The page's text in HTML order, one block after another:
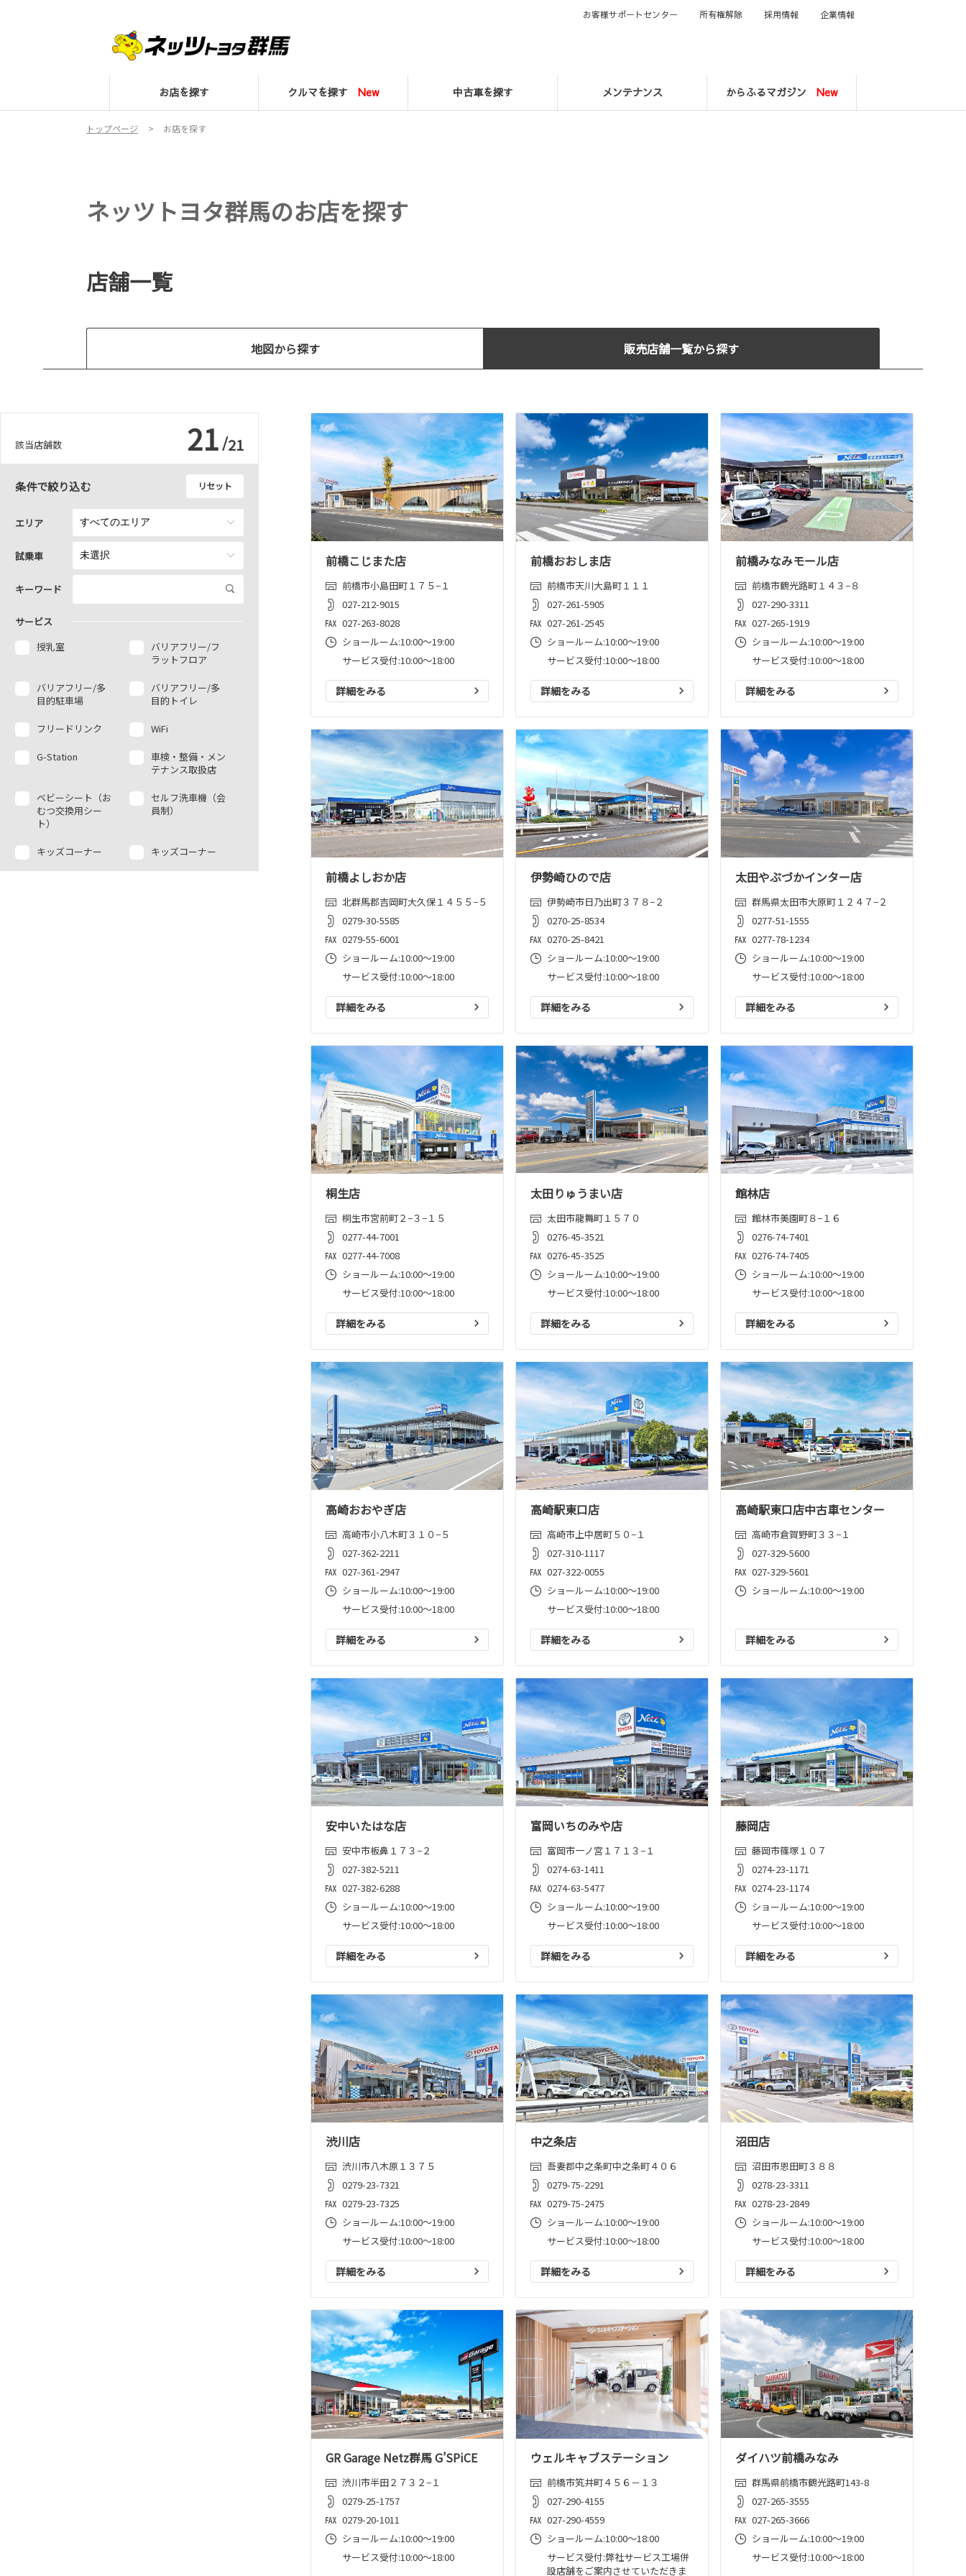
お店を探す クルマを探す New 中古車を探す メンテナンス からふるマガジン New
お客様サポートセンター 所有権解除 採用情報 企業情報
トップページ お店を探す
ネッツトヨタ群馬のお店を探す
店舗一覧
地図から探す 販売店舗一覧から探す
該当店舗数 21 /21
条件で絞り込む リセット
エリア
試乗車
キーワード
サービス
授乳室
バリアフリー/フ
ラットフロア
バリアフリー/多
目的駐車場
バリアフリー/多
目的トイレ
フリードリンク WiFi
G-Station
車検・整備・メン
テナンス取扱店
ベビーシート（お
むつ交換用シー
ト）
セルフ洗車機（会
員制）
キッズコーナー
キッズコーナー
前橋こじまた店
前橋市小島田町１７５−１
027-212-9015
027-263-8028
ショールーム:10:00〜19:00
サービス受付:10:00～18:00
詳細をみる
前橋おおしま店
前橋市天川大島町１１１
027-261-5905
027-261-2545
ショールーム:10:00〜19:00
サービス受付:10:00～18:00
詳細をみる
前橋みなみモール店
前橋市鶴光路町１４３−８
027-290-3311
027-265-1919
ショールーム:10:00〜19:00
サービス受付:10:00～18:00
詳細をみる
前橋よしおか店
北群馬郡吉岡町大久保１４５５−５
0279-30-5585
0279-55-6001
ショールーム:10:00〜19:00
サービス受付:10:00～18:00
詳細をみる
伊勢崎ひので店
伊勢崎市日乃出町３７８−２
0270-25-8534
0270-25-8421
ショールーム:10:00〜19:00
サービス受付:10:00～18:00
詳細をみる
太田やぶづかインター店
群馬県太田市大原町１２４７−２
0277-51-1555
0277-78-1234
ショールーム:10:00〜19:00
サービス受付:10:00～18:00
詳細をみる
桐生店
桐生市宮前町２−３−１５
0277-44-7001
0277-44-7008
ショールーム:10:00〜19:00
サービス受付:10:00～18:00
詳細をみる
太田りゅうまい店
太田市龍舞町１５７０
0276-45-3521
0276-45-3525
ショールーム:10:00〜19:00
サービス受付:10:00～18:00
詳細をみる
館林店
館林市美園町８−１６
0276-74-7401
0276-74-7405
ショールーム:10:00〜19:00
サービス受付:10:00～18:00
詳細をみる
高崎おおやぎ店
高崎市小八木町３１０−５
027-362-2211
027-361-2947
ショールーム:10:00〜19:00
サービス受付:10:00～18:00
詳細をみる
高崎駅東口店
高崎市上中居町５０−１
027-310-1117
027-322-0055
ショールーム:10:00〜19:00
サービス受付:10:00～18:00
詳細をみる
高崎駅東口店中古車センター
高崎市倉賀野町３３−１
027-329-5600
027-329-5601
ショールーム:10:00〜19:00
詳細をみる
安中いたはな店
安中市板鼻１７３−２
027-382-5211
027-382-6288
ショールーム:10:00〜19:00
サービス受付:10:00～18:00
詳細をみる
富岡いちのみや店
富岡市一ノ宮１７１３−１
0274-63-1411
0274-63-5477
ショールーム:10:00〜19:00
サービス受付:10:00～18:00
詳細をみる
藤岡店
藤岡市篠塚１０７
0274-23-1171
0274-23-1174
ショールーム:10:00〜19:00
サービス受付:10:00～18:00
詳細をみる
渋川店
渋川市八木原１３７５
0279-23-7321
0279-23-7325
ショールーム:10:00〜19:00
サービス受付:10:00～18:00
詳細をみる
中之条店
吾妻郡中之条町中之条町４０６
0279-75-2291
0279-75-2475
ショールーム:10:00〜19:00
サービス受付:10:00～18:00
詳細をみる
沼田店
沼田市恩田町３８８
0278-23-3311
0278-23-2849
ショールーム:10:00〜19:00
サービス受付:10:00～18:00
詳細をみる
GR Garage Netz群馬 G’SPiCE
渋川市半田２７３２−１
0279-25-1757
0279-20-1011
ショールーム:10:00〜19:00
サービス受付:10:00～18:00
ウェルキャブステーション
前橋市笂井町４５６－１３
027-290-4155
027-290-4559
ショールーム:10:00〜18:00
サービス受付:弊社サービス工場併
設店舗をご案内させていただきま
ダイハツ前橋みなみ
群馬県前橋市鶴光路町143-8
027-265-3555
027-265-3666
ショールーム:10:00〜19:00
サービス受付:10:00～18:00